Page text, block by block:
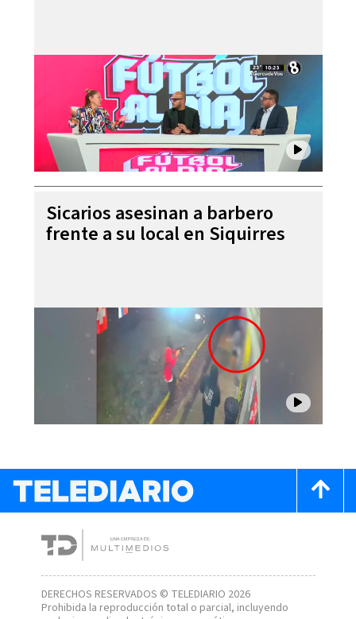
Sicarios asesinan a barbero
frente a su local en Siquirres
DERECHOS RESERVADOS © TELEDIARIO 2026
Prohibida la reproducción total o parcial, incluyendo